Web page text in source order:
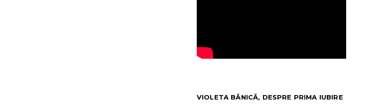
VIOLETA BĂNICĂ, DESPRE PRIMA IUBIRE